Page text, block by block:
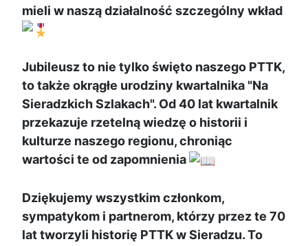
mieli w naszą działalność szczególny wkład
Jubileusz to nie tylko święto naszego PTTK,
to także okrągłe urodziny kwartalnika "Na
Sieradzkich Szlakach". Od 40 lat kwartalnik
przekazuje rzetelną wiedzę o historii i
kulturze naszego regionu, chroniąc
wartości te od zapomnienia
Dziękujemy wszystkim członkom,
sympatykom i partnerom, którzy przez te 70
lat tworzyli historię PTTK w Sieradzu. To